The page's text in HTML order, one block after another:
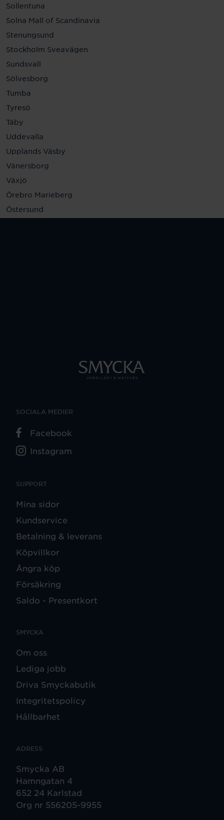
Sollentuna
Solna Mall of Scandinavia
Stenungsund
Stockholm Sveavägen
Sundsvall
Sölvesborg
Tumba
Tyresö
Täby
Uddevalla
Upplands Väsby
Vänersborg
Växjö
Örebro Marieberg
Östersund
SUPPORT
Mina sidor
Kundservice
Betalning & leverans
Köpvillkor
Ångra köp
Försäkring
Saldo - Presentkort
SMYCKA
Om oss
Lediga jobb
Driva Smyckabutik
Integritetspolicy
Hållbarhet
ADRESS
Smycka AB
Hamngatan 4
652 24 Karlstad
Org nr 556205-9955
SOCIALA MEDIER
Facebook
Instagram